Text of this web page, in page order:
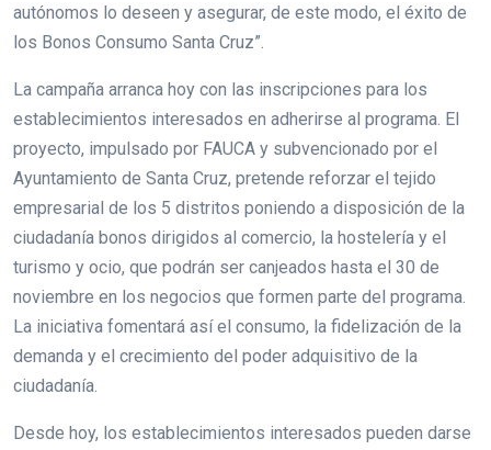
autónomos lo deseen y asegurar, de este modo, el éxito de
los Bonos Consumo Santa Cruz”.
La campaña arranca hoy con las inscripciones para los
establecimientos interesados en adherirse al programa. El
proyecto, impulsado por FAUCA y subvencionado por el
Ayuntamiento de Santa Cruz, pretende reforzar el tejido
empresarial de los 5 distritos poniendo a disposición de la
ciudadanía bonos dirigidos al comercio, la hostelería y el
turismo y ocio, que podrán ser canjeados hasta el 30 de
noviembre en los negocios que formen parte del programa.
La iniciativa fomentará así el consumo, la fidelización de la
demanda y el crecimiento del poder adquisitivo de la
ciudadanía.
Desde hoy, los establecimientos interesados pueden darse